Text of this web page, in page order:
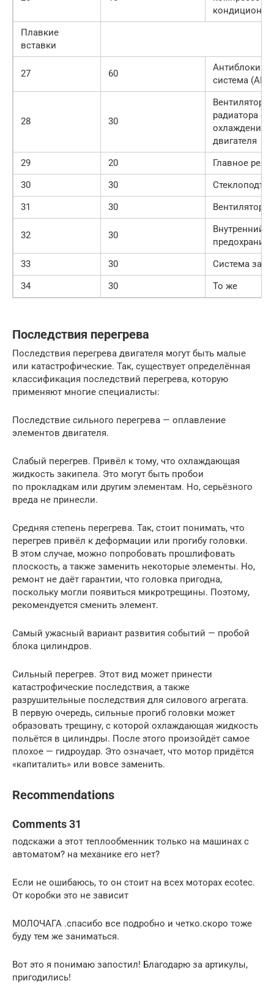
Плавкие
вставки
27 60
система (АВ5)
28 30
Вентилятор
радиатора
охлаждения
двигателя
29
20
Главное реле
30
30
31
30 Вентилятор
32 30
Внутренний
33
30
Система
34
30 То же
Последствия перегрева
Последствия перегрева двигателя могут быть малые
или катастрофические. Так, существует определённая
классификация последствий перегрева, которую
применяют многие специалисты:
Последствие сильного перегрева — оплавление
элементов двигателя.
Слабый перегрев. Привёл к тому, что охлаждающая
жидкость закипела. Это могут быть пробои
по прокладкам или другим элементам. Но, серьёзного
вреда не принесли.
Средняя степень перегрева. Так, стоит понимать, что
перегрев привёл к деформации или прогибу головки.
В этом случае, можно попробовать прошлифовать
плоскость, а также заменить некоторые элементы. Но,
ремонт не даёт гарантии, что головка пригодна,
поскольку могли появиться микротрещины. Поэтому,
рекомендуется сменить элемент.
Самый ужасный вариант развития событий — пробой
блока цилиндров.
Сильный перегрев. Этот вид может принести
катастрофические последствия, а также
разрушительные последствия для силового агрегата.
В первую очередь, сильные прогиб головки может
образовать трещину, с которой охлаждающая жидкость
польётся в цилиндры. После этого произойдёт самое
плохое — гидроудар. Это означает, что мотор придётся
«капиталить» или вовсе заменить.
Recommendations
Comments 31
подскажи а этот теплообменник только на машинах с
автоматом? на механике его нет?
Если не ошибаюсь, то он стоит на всех моторах ecotec.
От коробки это не зависит
МОЛОЧАГА .спасибо все подробно и четко.скоро тоже
буду тем же заниматься.
Вот это я понимаю запостил! Благодарю за артикулы,
пригодились!